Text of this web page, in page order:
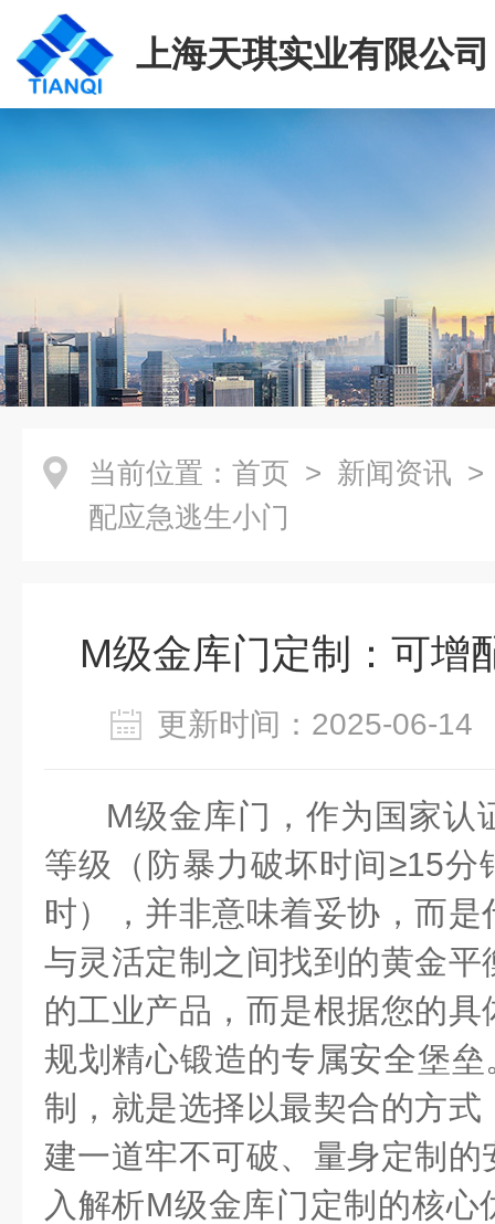
上海天琪实业有限公司
当前位置： 首页 > 新闻资讯 >
配应急逃生小门
M级金库门定制：可增
更新时间：2025-06-
M级金库门，作为国家认
等级（防暴力破坏时间≥15分
时），并非意味着妥协，而
与灵活定制之间找到的黄金
的工业产品，而是根据您的
规划精心锻造的专属安全堡垒
制，就是选择以最契合的方
建一道牢不可破、量身定制
入解析M级金库门定制的核心